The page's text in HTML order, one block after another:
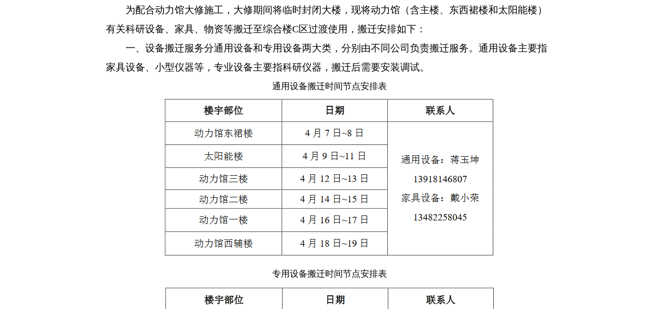
为配合动力馆大修施工，大修期间将临时封闭大楼，现将动力馆（含主楼、东西裙楼和太阳能楼）
有关科研设备、家具、物资等搬迁至综合楼C区过渡使用，搬迁安排如下：
一、设备搬迁服务分通用设备和专用设备两大类，分别由不同公司负责搬迁服务。通用设备主要指
家具设备、小型仪器等，专业设备主要指科研仪器，搬迁后需要安装调试。
通用设备搬迁时间节点安排表
专用设备搬迁时间节点安排表